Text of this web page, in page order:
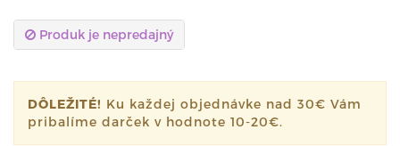
Produk je nepredajný
DÔLEŽITÉ! Ku každej objednávke nad 30€ Vám
pribalíme darček v hodnote 10-20€.